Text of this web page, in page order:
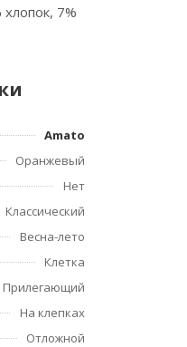
7%
Amato
Оранжевый
Нет
Классический
Весна-лето
Клетка
Прилегающий
На клепках
Отложной